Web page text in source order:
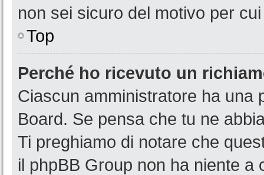
non sei sicuro del motivo per
Top
Perché ho ricevuto un
Ciascun amministratore ha una
Board. Se pensa che tu ne
Ti preghiamo di notare che
il phpBB Group non ha niente a